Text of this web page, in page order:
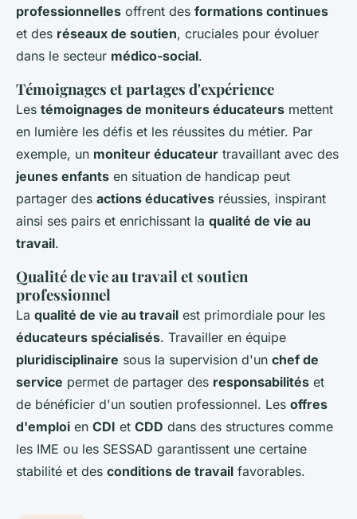
professionnelles offrent des formations continues
et des réseaux de soutien, cruciales pour évoluer
dans le secteur médico-social.
Témoignages et partages d'expérience
Les témoignages de moniteurs éducateurs mettent
en lumière les défis et les réussites du métier. Par
exemple, un moniteur éducateur travaillant avec des
jeunes enfants en situation de handicap peut
partager des actions éducatives réussies, inspirant
ainsi ses pairs et enrichissant la qualité de vie au
travail.
Qualité de vie au travail et soutien
professionnel
La qualité de vie au travail est primordiale pour les
éducateurs spécialisés. Travailler en équipe
pluridisciplinaire sous la supervision d'un chef de
service permet de partager des responsabilités et
de bénéficier d'un soutien professionnel. Les offres
d'emploi en CDI et CDD dans des structures comme
les IME ou les SESSAD garantissent une certaine
stabilité et des conditions de travail favorables.